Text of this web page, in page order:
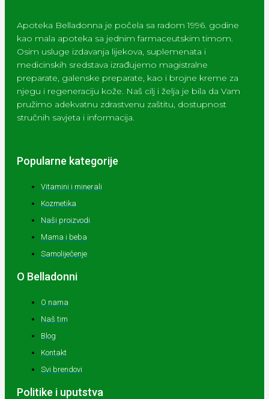
Apoteka Belladonna je počela sa radom 1996. godine
kao mala apoteka sa jednim farmaceutskim timom.
Osim usluge izdavanja lijekova, suplemenata i
medicinskih sredstava izrađujemo magistralne
preparate, galenske preparate, kao i brojne kreme za
njegu i regeneraciju kože. Naš cilj i želja je bila da Vam
pružimo adekvatnu zdrastvenu zaštitu, dostupnost
stručnih savjeta i informacija.
Popularne kategorije
Vitamini i minerali
Kozmetika
Naši proizvodi
Mama i beba
Samoliječenje
O Belladonni
O nama
Naš tim
Blog
Kontakt
Svi brendovi
Politike i uputstva